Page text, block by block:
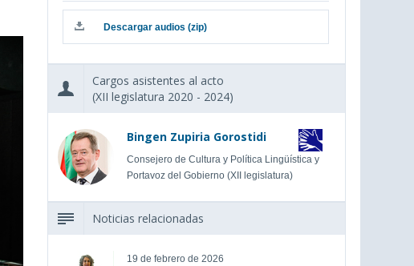
Descargar audios (zip)
Cargos asistentes al acto
(XII legislatura 2020 - 2024)
Bingen Zupiria Gorostidi
Consejero de Cultura y Política Lingüística y
Portavoz del Gobierno (XII legislatura)
Noticias relacionadas
19 de febrero de 2026